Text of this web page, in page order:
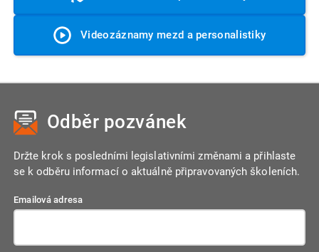
Videozáznamy mezd a personalistiky
Odběr pozvánek
Držte krok s posledními legislativními změnami a přihlaste
se k odběru informací o aktuálně připravovaných školeních.
Emailová adresa